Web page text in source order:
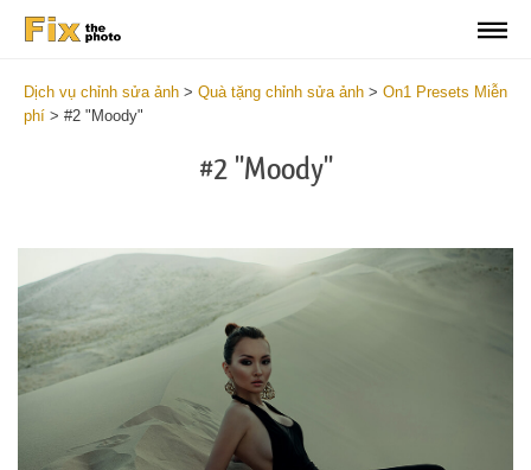
Dịch vụ chỉnh sửa ảnh > Quà tặng chỉnh sửa ảnh > On1 Presets Miễn
phí > #2 "Moody"
#2 "Moody"